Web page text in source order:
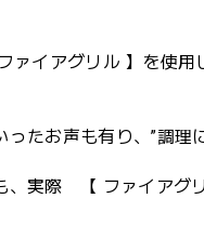
ファイアグリル 】を使
ったお声も有り、”調理
、実際 【 ファイアグ